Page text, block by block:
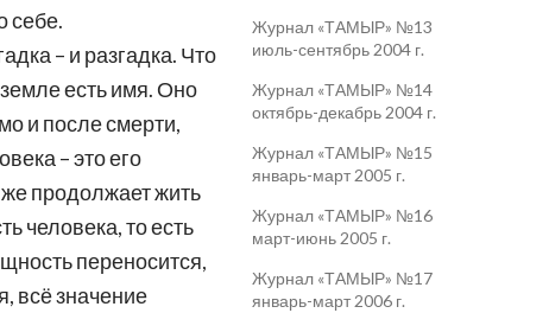
себе.
– и разгадка. Что
есть имя. Оно
и после смерти,
– это его
же продолжает жить
человека, то есть
переносится,
всё значение
Журнал «ТАМЫР» №13
июль-сентябрь 2004 г.
Журнал «ТАМЫР» №14
октябрь-декабрь 2004 г.
Журнал «ТАМЫР» №15
январь-март 2005 г.
Журнал «ТАМЫР» №16
март-июнь 2005 г.
Журнал «ТАМЫР» №17
январь-март 2006 г.